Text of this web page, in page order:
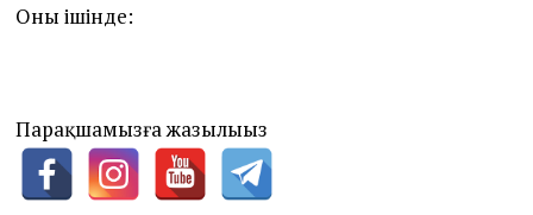
Оның ішінде:
Парақшамызға жазылыңыз